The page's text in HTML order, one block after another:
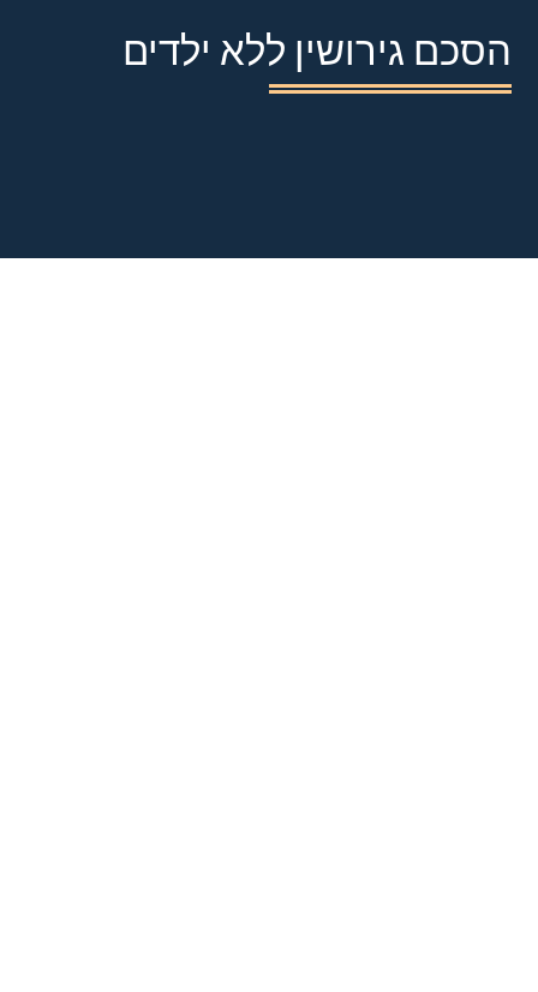
הסכם גירושין ללא ילדים